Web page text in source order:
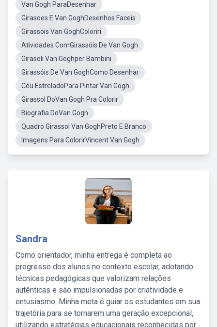
Van Gogh ParaDesenhar
Girasoes E Van GoghDesenhos Faceis
Girassois Van GoghColoriri
Atividades ComGirassóis De Van Gogh
Girasoli Van Goghper Bambini
Girassóis De Van GoghComo Desenhar
Céu EstreladoPara Pintar Van Gogh
Girassol DoVan Gogh Pra Colorir
Biografia DoVan Gogh
Quadro Girassol Van GoghPreto E Branco
Imagens Para ColorirVincent Van Gogh
Sandra
Como orientador, minha entrega é completa ao
progresso dos alunos no contexto escolar, adotando
técnicas pedagógicas que valorizam relações
autênticas e são impulsionadas por criatividade e
entusiasmo. Minha meta é guiar os estudantes em sua
trajetória para se tornarem uma geração excepcional,
utilizando estratégias educacionais reconhecidas por